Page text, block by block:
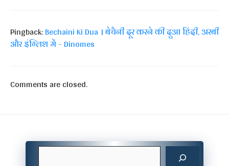
Pingback:Bechaini Ki Dua । बेचैनी दूर करने की दुआ हिंदी, अरबी
और इंग्लिश में - Dinomes
Comments are closed.
Search